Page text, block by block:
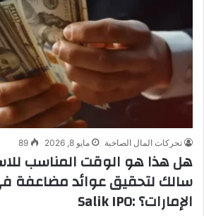
تحركات المال الصاخبة مايو 8, 2026 89
هل هذا هو الوقت المناسب
سالك لتحقيق عوائد
الإمارات؟ :Salik IPO